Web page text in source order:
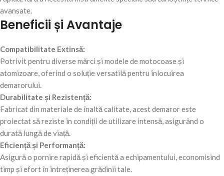
avansate.
Beneficii și Avantaje
Compatibilitate Extinsă:
Potrivit pentru diverse mărci și modele de motocoase și
atomizoare, oferind o soluție versatilă pentru înlocuirea
demarorului.
Durabilitate și Rezistență:
Fabricat din materiale de înaltă calitate, acest demaror este
proiectat să reziste în condiții de utilizare intensă, asigurând o
durată lungă de viață.
Eficiență și Performanță:
Asigură o pornire rapidă și eficientă a echipamentului, economisind
timp și efort în întreținerea grădinii tale.